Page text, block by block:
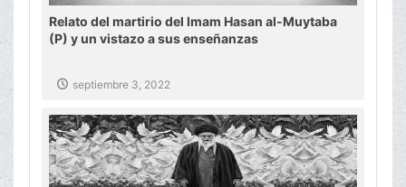
Relato del martirio del Imam Hasan al-Muytaba
(P) y un vistazo a sus enseñanzas
septiembre 3, 2022